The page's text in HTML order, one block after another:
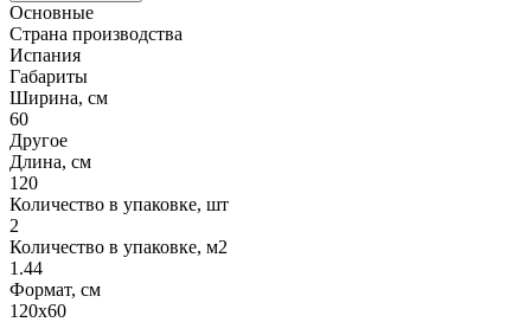
Основные
Страна производства
Испания
Габариты
Ширина, см
60
Другое
Длина, см
120
Количество в упаковке, шт
2
Количество в упаковке, м2
1.44
Формат, см
120x60